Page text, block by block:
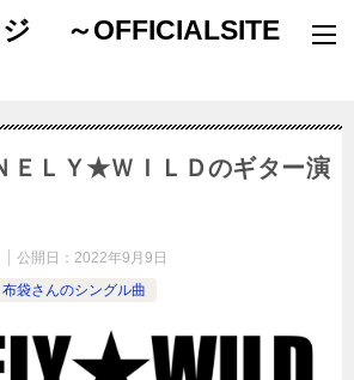
ジ ～OFFICIALSITE
ＥＬＹ★ＷＩＬＤのギター演
公開日： 2022年9月9日
布袋さんのシングル曲